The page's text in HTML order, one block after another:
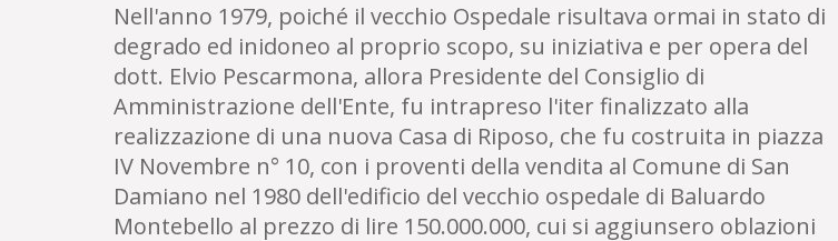
Nell'anno 1979, poiché il vecchio Ospedale risultava ormai in stato di
degrado ed inidoneo al proprio scopo, su iniziativa e per opera del
dott. Elvio Pescarmona, allora Presidente del Consiglio di
Amministrazione dell'Ente, fu intrapreso l'iter finalizzato alla
realizzazione di una nuova Casa di Riposo, che fu costruita in piazza
IV Novembre n° 10, con i proventi della vendita al Comune di San
Damiano nel 1980 dell'edificio del vecchio ospedale di Baluardo
Montebello al prezzo di lire 150.000.000, cui si aggiunsero oblazioni